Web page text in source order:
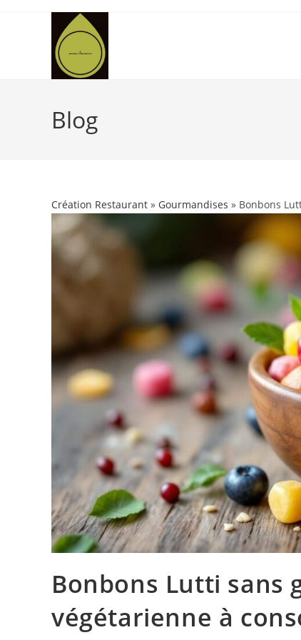
Blog
Création Restaurant » Gourmandises » Bonbons
Bonbons Lutti sans
végétarienne à